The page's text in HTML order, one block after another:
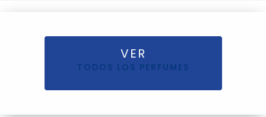
VER
TODOS LOS PERFUMES